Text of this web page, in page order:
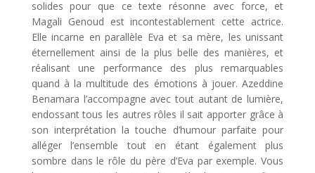
solides pour que ce texte résonne avec force, et
Magali Genoud est incontestablement cette actrice.
Elle incarne en parallèle Eva et sa mère, les unissant
éternellement ainsi de la plus belle des manières, et
réalisant une performance des plus remarquables
quand à la multitude des émotions à jouer. Azeddine
Benamara l’accompagne avec tout autant de lumière,
endossant tous les autres rôles il sait apporter grâce à
son interprétation la touche d’humour parfaite pour
alléger l’ensemble tout en étant également plus
sombre dans le rôle du père d’Eva par exemple. Vous